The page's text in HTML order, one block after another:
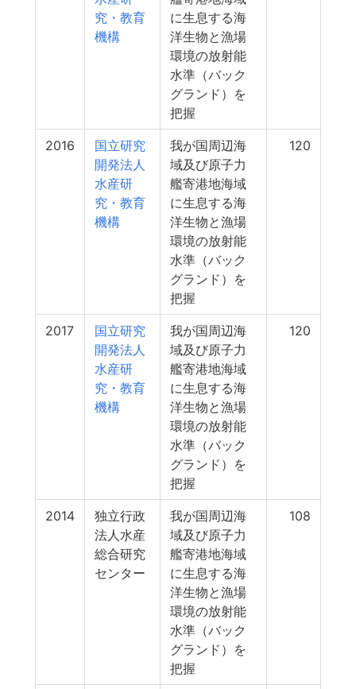
究・教育
機構
に生息する海
洋生物と漁場
環境の放射能
水準（バック
グランド）を
把握
2016
国立研究
開発法人
水産研
究・教育
機構
我が国周辺海
域及び原子力
艦寄港地海域
に生息する海
洋生物と漁場
環境の放射能
水準（バック
グランド）を
把握
120
2017
国立研究
開発法人
水産研
究・教育
機構
我が国周辺海
域及び原子力
艦寄港地海域
に生息する海
洋生物と漁場
環境の放射能
水準（バック
グランド）を
把握
120
2014
独立行政
法人水産
総合研究
センター
我が国周辺海
域及び原子力
艦寄港地海域
に生息する海
洋生物と漁場
環境の放射能
水準（バック
グランド）を
把握
108